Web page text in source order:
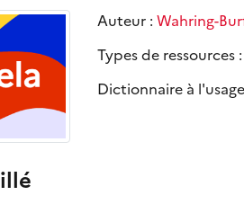
Auteur : Wahring-
Types de ressources :
Dictionnaire à